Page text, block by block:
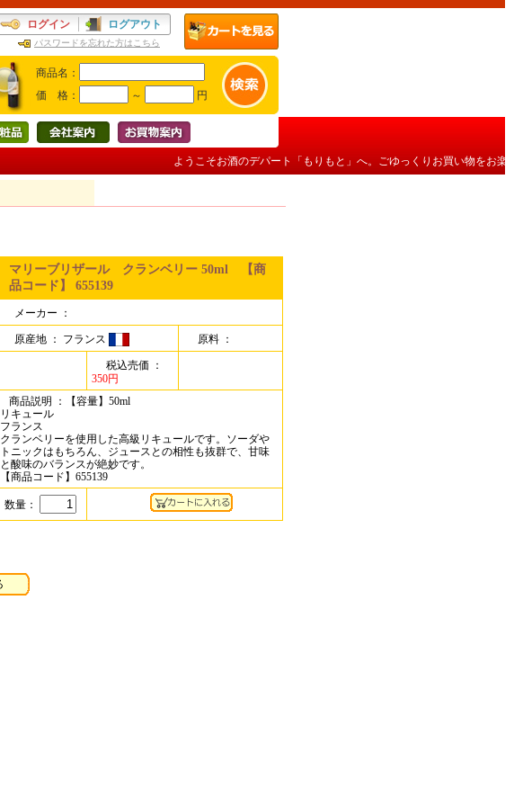
ログイン ログアウト
パスワードを忘れた方はこちら
商品名：
価 格：
～ 円
ようこそお酒のデパート「もりもと」へ。ごゆっくりお買い物をお楽しみ
マリーブリザール クランベリー 50ml 【商
品コード】 655139
メーカー ：
原産地 ： フランス 原料 ：
税込売価 ：
350円
商品説明 ：
【容量】50ml
リキュール
フランス
クランベリーを使用した高級リキュールです。ソーダや
トニックはもちろん、ジュースとの相性も抜群で、甘味
と酸味のバランスが絶妙です。
【商品コード】655139
数量：